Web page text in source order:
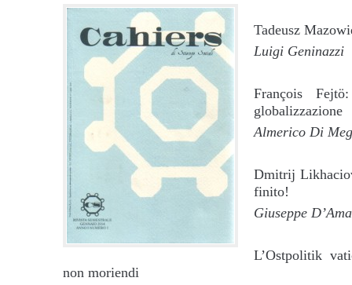
Tadeusz
Luigi Geninazzi
François
globalizzazione
Almerico Di
Dmitrij
finito!
Giuseppe
L’Ostpolitik
non moriendi